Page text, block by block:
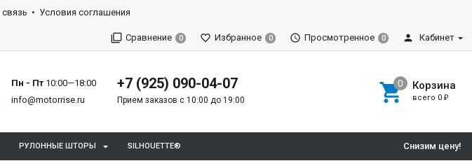
Условия соглашения
Сравнение 0 Избранное 0 Просмотренное 0 Кабинет
Пн - Пт10:00—18:00
info@motorrise.ru
+7 (925) 090-04-07
Прием заказов с 10:00 до 19:00
Корзина
всего 0 ₽
РУЛОННЫЕ ШТОРЫ SILHOUETTE® Снизим цену!